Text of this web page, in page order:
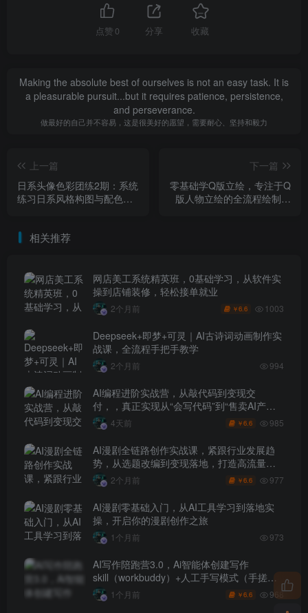
点赞 0 分享 收藏
Making the absolute best of ourselves is not an easy task. It is
a pleasurable pursuit...but it requires patience, persistence,
and perseverance.
做最好的自己并不容易，这是很美好的愿望，需要耐心、坚持和毅力
上一篇
日系头像色彩团练2期：系统
练习日系风格构图与配色，
下一篇
零基础学Q版立绘，专注于Q
版人物立绘的全流程绘制技
相关推荐
网店美工系统精英班，0基础学习，从软件实
操到店铺装修，轻松接单就业
2个月前 ￥6.6 1003
Deepseek+即梦+可灵｜AI古诗词动画制作实
战课，全流程手把手教学
2个月前 994
AI编程进阶实战营，从敲代码到变现交
付，，真正实现从“会写代码”到“售卖AI产品
盈利”的跨越
4天前 ￥6.6 985
AI漫剧全链路创作实战课，紧跟行业发展趋
势，从选题改编到变现落地，打造高流量优
质作品2个月前 ￥6.6 977
AI漫剧零基础入门，从AI工具学习到落地实
操，开启你的漫剧创作之旅
1个月前 973
AI写作陪跑营3.0，Ai智能体创建写作
skill（workbuddy）+人工手写模式（手搓模
式），去除AI痕迹（头条号、公众号、百家
号）
1个月前 ￥6.6 968